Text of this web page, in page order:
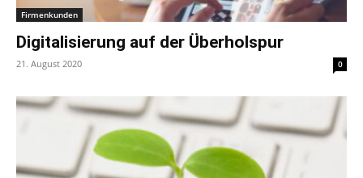
Firmenkunden
Digitalisierung auf der Überholspur
21. August 2020 0